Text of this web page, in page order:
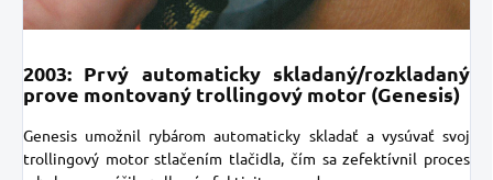
2003: Prvý automaticky skladaný/rozkladaný
prove montovaný trollingový motor (Genesis)
Genesis umožnil rybárom automaticky skladať a vysúvať svoj
trollingový motor stlačením tlačidla, čím sa zefektívnil proces